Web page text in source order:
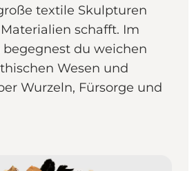
textile Skulpturen
schafft. Im
du weichen
Wesen und
Wurzeln, Fürsorge und